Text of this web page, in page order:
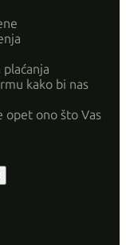
plaćanja
kako bi nas
opet ono što Vas